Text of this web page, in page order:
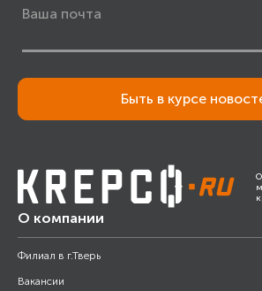
Быть в курсе
О компании
Филиал в г.Тверь
Вакансии